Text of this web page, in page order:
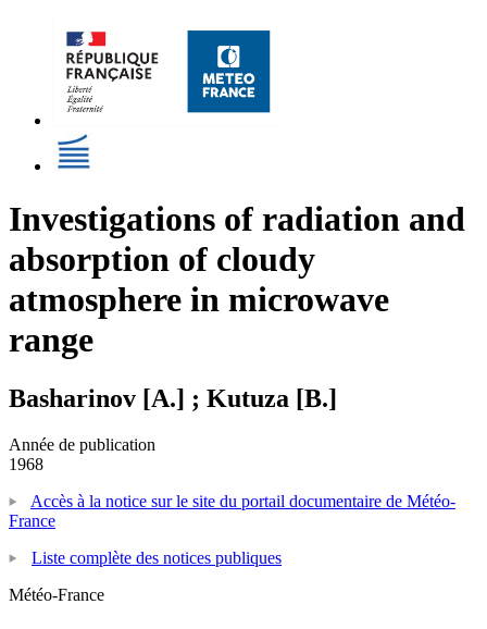
Investigations of radiation and
absorption of cloudy
atmosphere in microwave
range
Basharinov [A.] ; Kutuza [B.]
Année de publication
1968
Accès à la notice sur le site du portail documentaire de Météo-
France
Liste complète des notices publiques
Météo-France